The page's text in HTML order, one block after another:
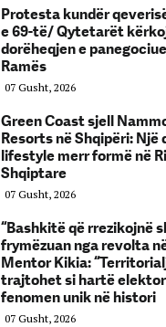
Protesta kundër
e 69-të/ Qytetarët
dorëheqjen e
Ramës
07 Gusht, 2026
Green Coast sjell
Resorts në Shqipëri:
lifestyle merr formë në
Shqiptare
07 Gusht, 2026
“Bashkitë që rrezikojnë
frymëzuan nga revolta
Mentor Kikia:
trajtohet si hartë
fenomen unik në histori
07 Gusht, 2026